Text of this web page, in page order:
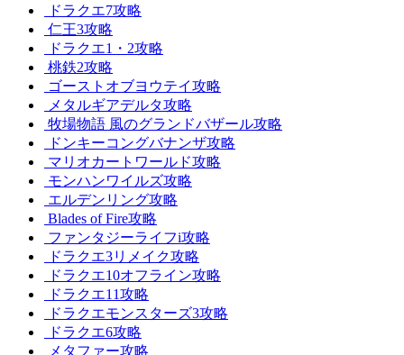
ドラクエ7攻略
仁王3攻略
ドラクエ1・2攻略
桃鉄2攻略
ゴーストオブヨウテイ攻略
メタルギアデルタ攻略
牧場物語 風のグランドバザール攻略
ドンキーコングバナンザ攻略
マリオカートワールド攻略
モンハンワイルズ攻略
エルデンリング攻略
Blades of Fire攻略
ファンタジーライフi攻略
ドラクエ3リメイク攻略
ドラクエ10オフライン攻略
ドラクエ11攻略
ドラクエモンスターズ3攻略
ドラクエ6攻略
メタファー攻略